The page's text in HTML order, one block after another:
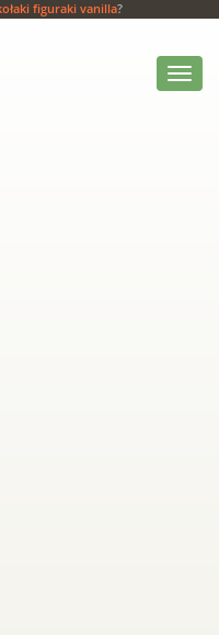
figuraki vanilla?
Włącz
menu